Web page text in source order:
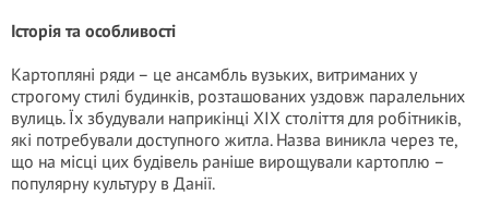
Історія та особливості
Картопляні ряди – це ансамбль вузьких, витриманих у
строгому стилі будинків, розташованих уздовж паралельних
вулиць. Їх збудували наприкінці XIX століття для робітників,
які потребували доступного житла. Назва виникла через те,
що на місці цих будівель раніше вирощували картоплю –
популярну культуру в Данії.